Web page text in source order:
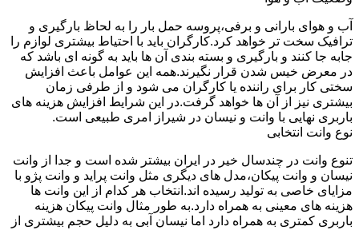
آب و هوای بارانی و برفی،پروسه حمل بار را به لحاظ بارگیری و
ترافیک سخت تر خواهد کرد.کارگران باید با احتیاط بیشتری لوازم را
جابه جا کنند و بارگیری و بسته بندی آن ها باید به گونه ای باشد که
در معرض خیس شدن قرار نگیرند.همه این عوامل باعث افزایش
سختی کار برای راننده یا کارگران می شود و از طرفی زمان
بیشتری نیز از آن ها خواهد گرفت.در این شرایط افزایش هزینه های
باربری نهایی با وانت و نیسان در شیراز امری طبیعی است.
نوع وانت انتخابی
تنوع وانت در چندسال خیر در ایران بیشتر شده است و جدا از وانت
نیسان و وانت پیکان،مدل های دیگری مثل وانت پراید و وانت پژو با
مزایای خاصی به تولید رسیده اند.انتخاب هر کدام از این وانت ها
هزینه های معینی به همراه دارد.به طور مثال وانت پیکان هزینه
باربری کمتری به همراه دارد اما نیسان آبی به دلیل حجم بیشتری از